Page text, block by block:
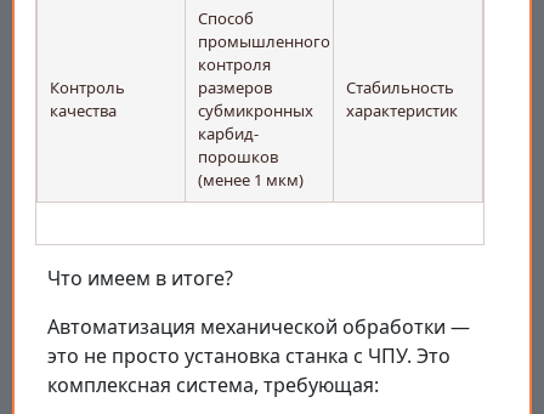
Контроль
качества
Способ
промышленного
контроля
размеров
субмикронных
карбид-
порошков
(менее 1 мкм)
Стабильность
характеристик
Что имеем в итоге?
Автоматизация механической обработки —
это не просто установка станка с ЧПУ. Это
комплексная система, требующая: